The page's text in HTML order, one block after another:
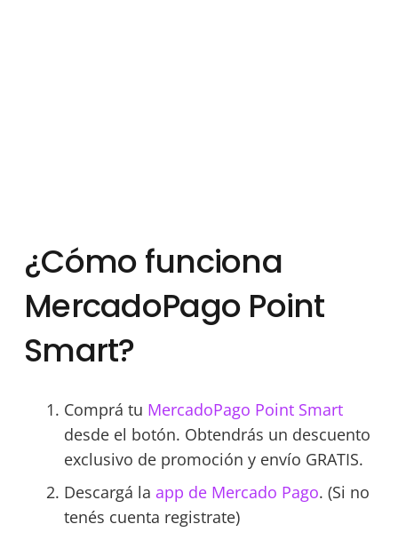
¿Cómo funciona
MercadoPago Point
Smart?
Comprá tu MercadoPago Point Smart
desde el botón. Obtendrás un descuento
exclusivo de promoción y envío GRATIS.
Descargá la app de Mercado Pago. (Si no
tenés cuenta registrate)